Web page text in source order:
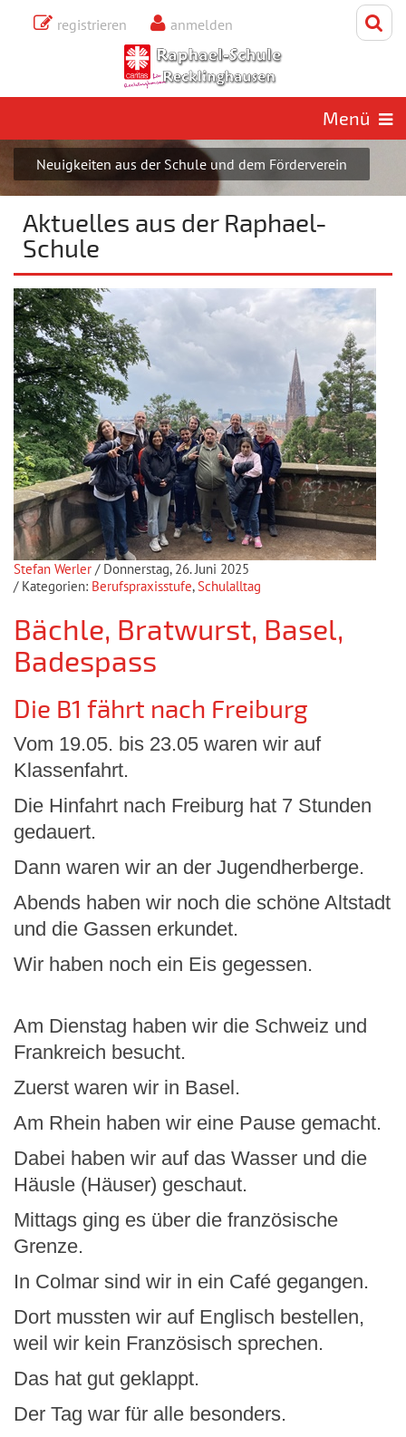
registrieren anmelden
Menü
Sonntag, 9. August 2026
Aktuelles aus der Raphael-
Neuigkeiten aus der Schule und dem Förderverein
Aktuelles aus der Raphael-
Schule
Stefan Werler / Donnerstag, 26. Juni 2025
/ Kategorien: Berufspraxisstufe,Schulalltag
Bächle, Bratwurst, Basel,
Badespass
Die B1 fährt nach Freiburg
Vom 19.05. bis 23.05 waren wir auf
Klassenfahrt.
Die Hinfahrt nach Freiburg hat 7 Stunden
gedauert.
Dann waren wir an der Jugendherberge.
Abends haben wir noch die schöne Altstadt
und die Gassen erkundet.
Wir haben noch ein Eis gegessen.
Am Dienstag haben wir die Schweiz und
Frankreich besucht.
Zuerst waren wir in Basel.
Am Rhein haben wir eine Pause gemacht.
Dabei haben wir auf das Wasser und die
Häusle (Häuser) geschaut.
Mittags ging es über die französische
Grenze.
In Colmar sind wir in ein Café gegangen.
Dort mussten wir auf Englisch bestellen,
weil wir kein Französisch sprechen.
Das hat gut geklappt.
Der Tag war für alle besonders.